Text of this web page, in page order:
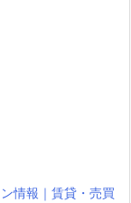
情報｜賃貸・売買